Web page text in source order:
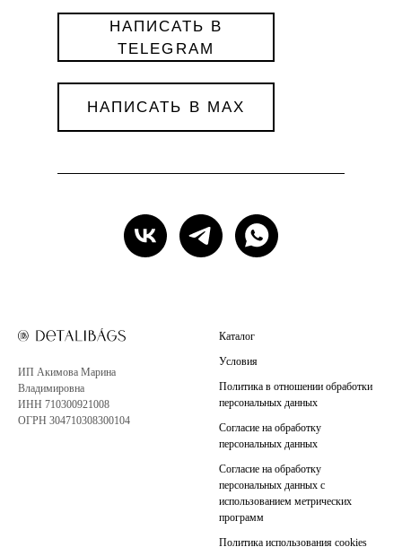
НАПИСАТЬ В MAX
НАПИСАТЬ В
TELEGRAM
ИП Акимова Марина
Владимировна
ИНН 710300921008
ОГРН 304710308300104
Каталог
Условия
Политика в отношении обработки
персональных данных
Согласие на обработку
персональных данных
Согласие на обработку
персональных данных с
использованием метрических
программ
Политика использования cookies